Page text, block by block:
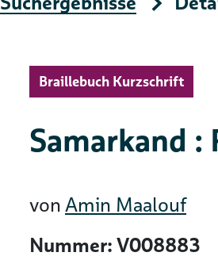
Braillebuch Kurzschrift
Samarkand :
vonAmin Maalouf
Nummer: V008883